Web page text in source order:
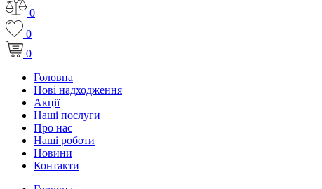
0
0
0
Головна
Нові надходження
Акції
Наші послуги
Про нас
Наші роботи
Новини
Контакти